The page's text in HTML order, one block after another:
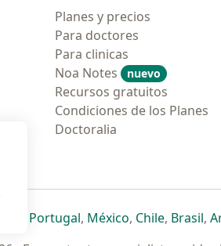
Planes y precios
Para doctores
Para clinicas
Noa Notes
nuevo
Recursos gratuitos
Condiciones de los Planes
Doctoralia
pestaña
abre en una nueva pestaña
se abre en una nueva pestaña
Portugalse abre en una nueva
, Méxicose abre en una
, Chilese abre
, Brasilse
,